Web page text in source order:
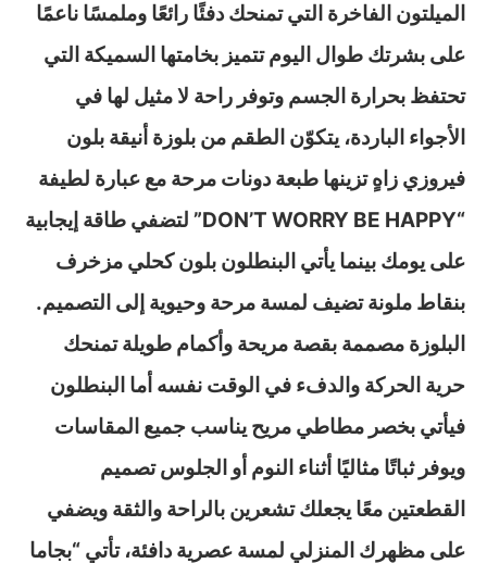
الميلتون الفاخرة التي تمنحك دفئًا رائعًا وملمسًا ناعمًا
على بشرتك طوال اليوم تتميز بخامتها السميكة التي
تحتفظ بحرارة الجسم وتوفر راحة لا مثيل لها في
الأجواء الباردة، يتكوّن الطقم من بلوزة أنيقة بلون
فيروزي زاهٍ تزينها طبعة دونات مرحة مع عبارة لطيفة
“DON’T WORRY BE HAPPY” لتضفي طاقة إيجابية
على يومك بينما يأتي البنطلون بلون كحلي مزخرف
بنقاط ملونة تضيف لمسة مرحة وحيوية إلى التصميم.
البلوزة مصممة بقصة مريحة وأكمام طويلة تمنحك
حرية الحركة والدفء في الوقت نفسه أما البنطلون
فيأتي بخصر مطاطي مريح يناسب جميع المقاسات
ويوفر ثباتًا مثاليًا أثناء النوم أو الجلوس تصميم
القطعتين معًا يجعلك تشعرين بالراحة والثقة ويضفي
على مظهرك المنزلي لمسة عصرية دافئة، تأتي “بجاما